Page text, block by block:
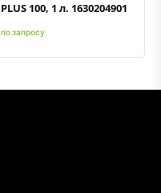
PLUS 100, 1 л. 1630204901
по запросу